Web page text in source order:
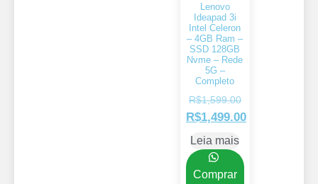
Lenovo
Ideapad 3i
Intel Celeron
– 4GB Ram –
SSD 128GB
Nvme – Rede
5G –
Completo
R$1,599.00
R$1,499.00
Leia mais
Comprar